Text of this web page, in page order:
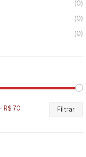
(0)
(0)
(0)
Filtrar
R$ 70